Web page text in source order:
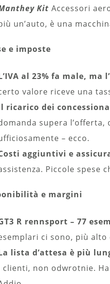
Kit Accessori
un’auto, è una
e imposte
al 23% fa male, ma
valore riceve una
ricarico dei
supera
– ecco.
aggiuntivi e
Piccole spese
e margini
R rennsport – 77
ci sono, più alto
lista d’attesa è più
clienti, non odwrotnie.